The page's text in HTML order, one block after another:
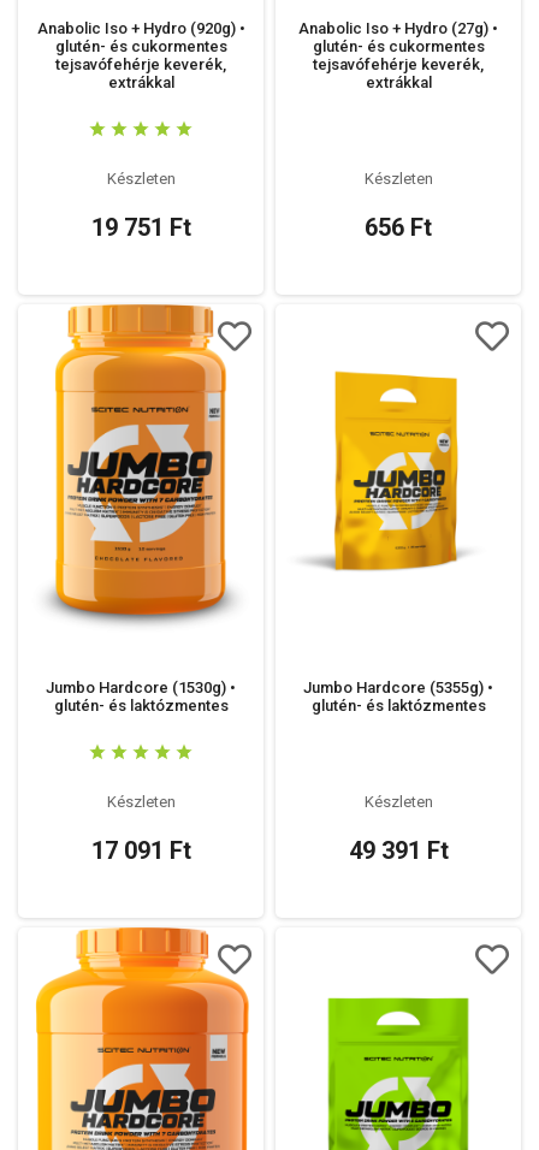
Anabolic Iso + Hydro (920g) •
glutén- és cukormentes
tejsavófehérje keverék,
extrákkal
Készleten
19 751 Ft
Anabolic Iso + Hydro (27g) •
glutén- és cukormentes
tejsavófehérje keverék,
extrákkal
Készleten
656 Ft
Jumbo Hardcore (1530g) •
glutén- és laktózmentes
Készleten
17 091 Ft
Jumbo Hardcore (5355g) •
glutén- és laktózmentes
Készleten
49 391 Ft